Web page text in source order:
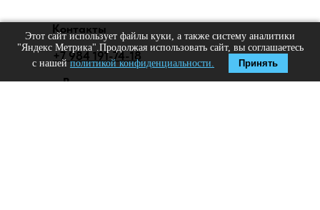
Контакты
г. Владивосток
+7 984 191-74-18
Этот сайт использует файлы куки, а также систему аналитики
"Яндекс Метрика".Продолжая использовать сайт, вы соглашаетесь
с нашейполитикой конфиденциальности. Принять